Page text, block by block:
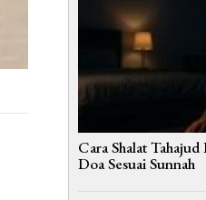
Cara Shalat
Doa Sesuai Sunnah